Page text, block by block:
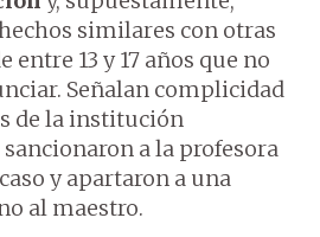
similares con otras
entre 13 y 17 años que no
Señalan complicidad
de la institución
a la profesora
y apartaron a una
al maestro.